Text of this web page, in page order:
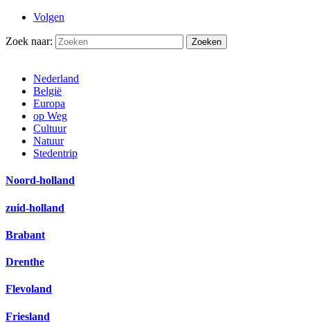
Volgen
Zoek naar:
Nederland
België
Europa
op Weg
Cultuur
Natuur
Stedentrip
Noord-holland
zuid-holland
Brabant
Drenthe
Flevoland
Friesland